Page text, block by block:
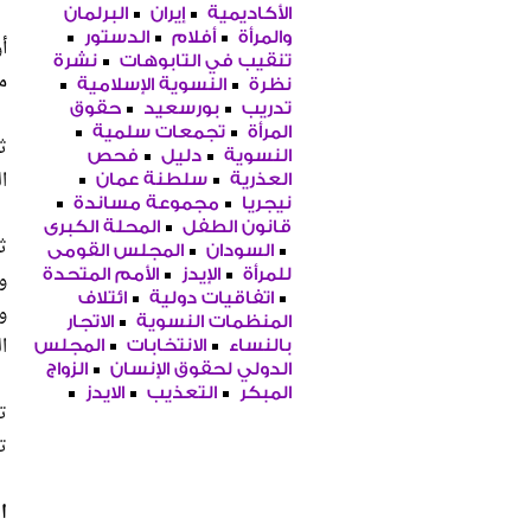
الأكاديمية إيران
البرلمان
والمرأة
أفلام
الدستور
تنقيب في التابوهات
نشرة
نظرة
النسوية الإسلامية
تدريب
بورسعيد
حقوق
المرأة
تجمعات سلمية
النسوية
دليل
فحص
العذرية
سلطنة عمان
نيجريا
مجموعة مساندة
قانون الطفل
المحلة الكبرى
السودان
المجلس القومى
للمرأة
الإيدز
الأمم المتحدة
اتفاقيات دولية
ائتلاف
المنظمات النسوية
الاتجار
بالنساء
الانتخابات
المجلس
الدولي لحقوق الإنسان
الزواج
المبكر
التعذيب الايدز